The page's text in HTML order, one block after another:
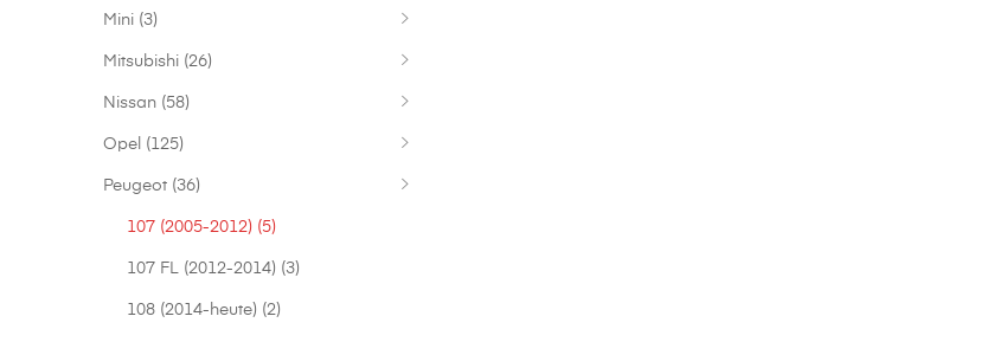
Mini (3)
Mitsubishi (26)
Nissan (58)
Opel (125)
Peugeot (36)
107 (2005-2012) (5)
107 FL (2012-2014) (3)
108 (2014-heute) (2)